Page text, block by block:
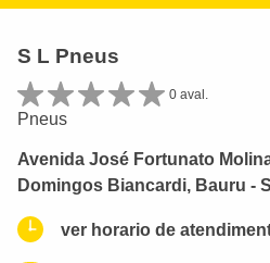
S L Pneus
0 aval.
Pneus
Avenida José Fortunato
Domingos Biancardi, Bauru -
ver horario de